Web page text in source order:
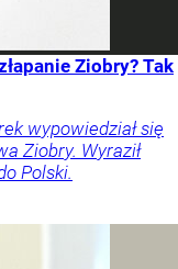
Ziobry? Tak
wypowiedział się
Ziobry. Wyraził
Polski.